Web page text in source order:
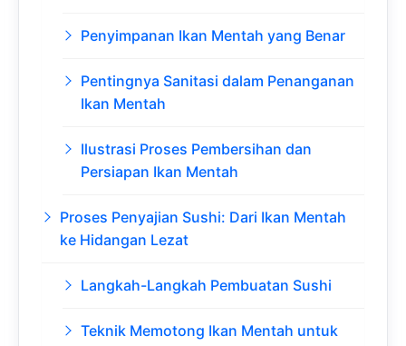
Penyimpanan Ikan Mentah yang Benar
Pentingnya Sanitasi dalam Penanganan
Ikan Mentah
Ilustrasi Proses Pembersihan dan
Persiapan Ikan Mentah
Proses Penyajian Sushi: Dari Ikan Mentah
ke Hidangan Lezat
Langkah-Langkah Pembuatan Sushi
Teknik Memotong Ikan Mentah untuk